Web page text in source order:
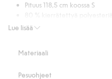
Lue lisää
Pituus 118,5 cm koossa S
Tuotenumero
Materiaali
Pesuohjeet